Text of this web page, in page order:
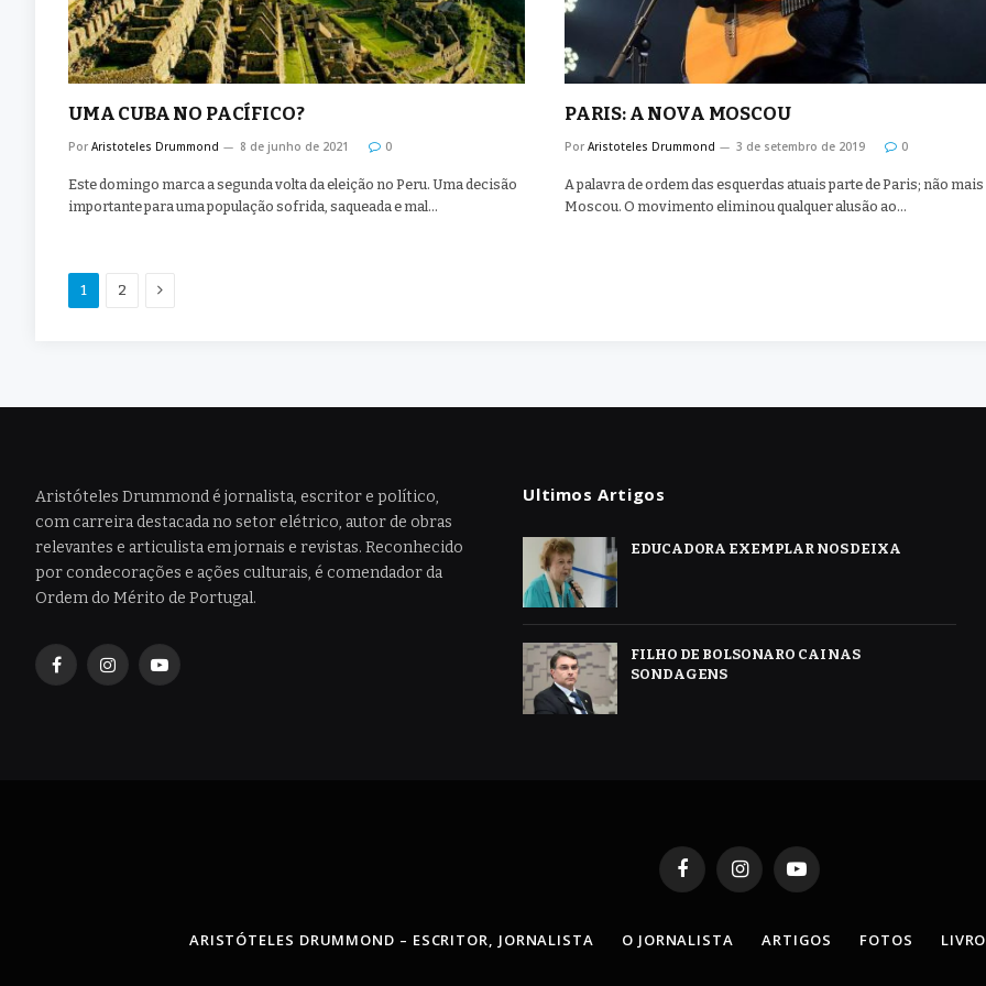
UMA CUBA NO PACÍFICO?
Por Aristoteles Drummond 8 de junho de 2021 0
Este domingo marca a segunda volta da eleição no Peru. Uma decisão
importante para uma população sofrida, saqueada e mal…
PARIS: A NOVA MOSCOU
Por Aristoteles Drummond 3 de setembro de 2019 0
A palavra de ordem das esquerdas atuais parte de Paris; não mais
Moscou. O movimento eliminou qualquer alusão ao…
1 2 Proximo
Aristóteles Drummond é jornalista, escritor e político,
com carreira destacada no setor elétrico, autor de obras
relevantes e articulista em jornais e revistas. Reconhecido
por condecorações e ações culturais, é comendador da
Ordem do Mérito de Portugal.
FacebookInstagramYouTube
Ultimos Artigos
EDUCADORA EXEMPLAR NOS DEIXA
FILHO DE BOLSONARO CAI NAS
SONDAGENS
FacebookInstagramYouTube
ARISTÓTELES DRUMMOND – ESCRITOR, JORNALISTA O JORNALISTA ARTIGOS FOTOS